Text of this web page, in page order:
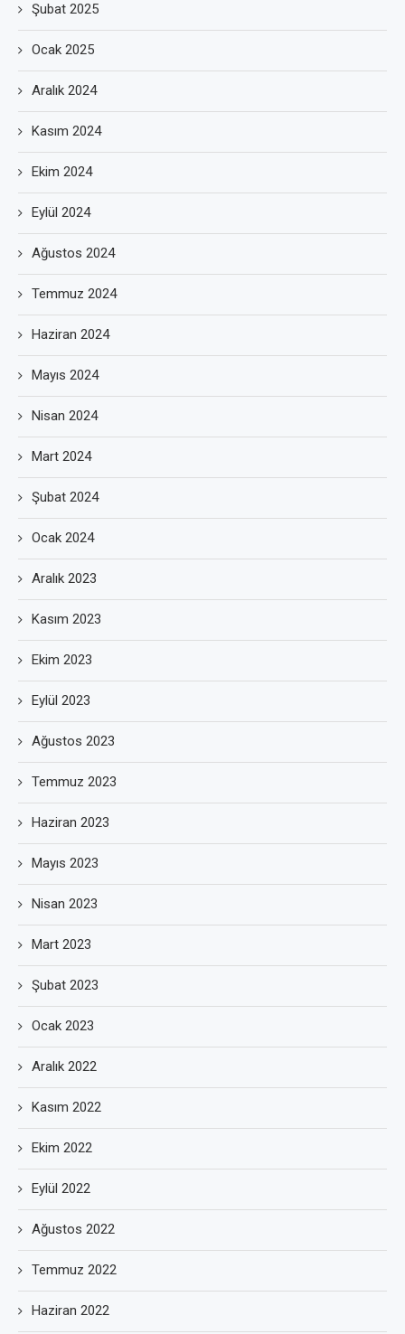
Şubat 2025
Ocak 2025
Aralık 2024
Kasım 2024
Ekim 2024
Eylül 2024
Ağustos 2024
Temmuz 2024
Haziran 2024
Mayıs 2024
Nisan 2024
Mart 2024
Şubat 2024
Ocak 2024
Aralık 2023
Kasım 2023
Ekim 2023
Eylül 2023
Ağustos 2023
Temmuz 2023
Haziran 2023
Mayıs 2023
Nisan 2023
Mart 2023
Şubat 2023
Ocak 2023
Aralık 2022
Kasım 2022
Ekim 2022
Eylül 2022
Ağustos 2022
Temmuz 2022
Haziran 2022